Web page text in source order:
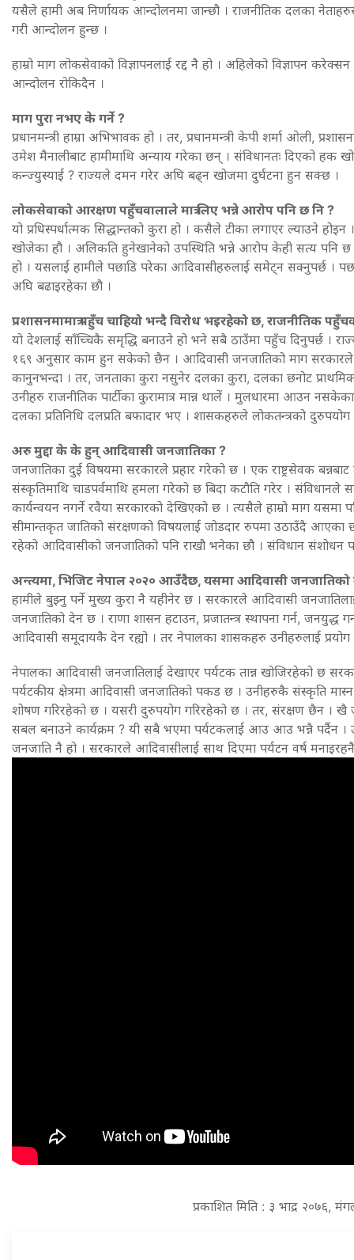
यसैले हामी अब निर्णायक आन्दोलनमा जान्छौ । राजनीतिक दलका
गरी आन्दोलन हुन्छ ।
हाम्रो माग लोकसेवाको विज्ञापनलाई रद्द नै हो । अहिलेको विज्ञापन
आन्दोलन रोकिदैन ।
माग पुरा नभए के गर्ने ?
प्रधानमन्त्री हाम्रा अभिभावक हो । तर, प्रधानमन्त्री केपी शर्मा ओली,
उमेश मैनालीबाट हामीमाथि अन्याय गरेका छन् । संविधानतः दिएको हक
कन्ज्युस्याई ? राज्यले दमन गरेर अघि बढ्न खोजमा दुर्घटना हुन सक्छ ।
लोकसेवाको आरक्षण पहुँचवालाले मात्र लिए भन्ने आरोप पनि छ नि ?
यो प्रधिस्पर्धात्मक सिद्धान्तको कुरा हो । कसैले टीका लगाएर ल्याउने
खोजेका हौ । अलिकति हुनेखानेको उपस्थिति भन्ने आरोप केही सत्य पनि
हो । यसलाई हामीले पछाडि परेका आदिवासीहरुलाई समेट्न सक्नुपर्छ ।
अघि बढाइरहेका छौ ।
प्रशासनमामात्र पहुँच चाहियो भन्दै विरोध भइरहेको छ, राजनीतिक
यो देशलाई साँच्चिकै समृद्धि बनाउने हो भने सबै ठाउँमा पहुँच दिनुपर्छ ।
१६९ अनुसार काम हुन सकेको छैन । आदिवासी जनजातिको माग सरकारले
कानुनभन्दा । तर, जनताका कुरा नसुनेर दलका कुरा, दलका छनोट
उनीहरु राजनीतिक पार्टीका कुरामात्र मान्न थालें । मुलधारमा आउन
दलका प्रतिनिधि दलप्रति बफादार भए । शासकहरुले लोकतन्त्रको
अरु मुद्दा के के हुन् आदिवासी जनजातिका ?
जनजातिका दुई विषयमा सरकारले प्रहार गरेको छ । एक राष्ट्रसेवक
संस्कृतिमाथि चाडपर्वमाथि हमला गरेको छ बिदा कटौति गरेर । संविधानले
कार्यन्वयन नगर्ने रवैया सरकारको देखिएको छ । त्यसैले हाम्रो माग यसमा
सीमान्तकृत जातिको संरक्षणको विषयलाई जोडदार रुपमा उठाउँदै आएका
रहेको आदिवासीको जनजातिको पनि राखौ भनेका छौ । संविधान संशोधन
अन्त्यमा, भिजिट नेपाल २०२० आउँदैछ, यसमा आदिवासी जनजातिको
हामीले बुझ्नु पर्ने मुख्य कुरा नै यहीनेर छ । सरकारले आदिवासी
जनजातिको देन छ । राणा शासन हटाउन, प्रजातन्त्र स्थापना गर्न, जनयुद्ध
आदिवासी समूदायकै देन रह्यो । तर नेपालका शासकहरु उनीहरुलाई प्रयोग
नेपालका आदिवासी जनजातिलाई देखाएर पर्यटक तान्न खोजिरहेको छ
पर्यटकीय क्षेत्रमा आदिवासी जनजातिको पकड छ । उनीहरुकै संस्कृति
शोषण गरिरहेको छ । यसरी दुरुपयोग गरिरहेको छ । तर, संरक्षण छैन । खै
सबल बनाउने कार्यक्रम ? यी सबै भएमा पर्यटकलाई आउ आउ भन्नै पर्दैन ।
जनजाति नै हो । सरकारले आदिवासीलाई साथ दिएमा पर्यटन वर्ष
प्रकाशित मिति : ३ भाद्र २०७६,